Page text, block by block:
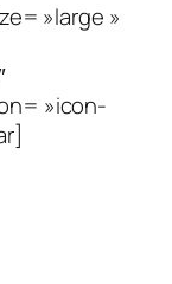
»large »
»icon-